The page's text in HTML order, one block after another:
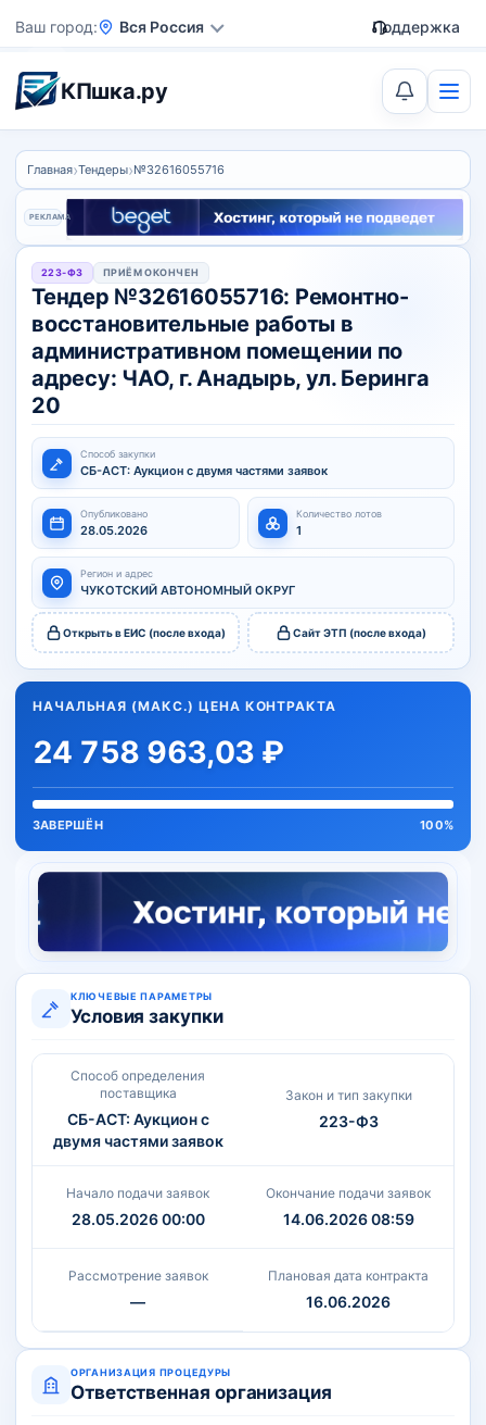
Ваш город Вся Россия Поддержка
КПшка.ру
Главная›Тендеры›№32616055716
РЕКЛАМА
223-ФЗ ПРИЁМ ОКОНЧЕН
Тендер №32616055716: Ремонтно-
восстановительные работы в
административном помещении по
адресу: ЧАО, г. Анадырь, ул. Беринга
20
Способ закупки
СБ-АСТ: Аукцион с двумя частями заявок
Опубликовано
28.05.2026
Количество лотов
1
Регион и адрес
ЧУКОТСКИЙ АВТОНОМНЫЙ ОКРУГ
Открыть в ЕИС (после входа) Сайт ЭТП (после входа)
НАЧАЛЬНАЯ (МАКС.) ЦЕНА КОНТРАКТА
24 758 963,03 ₽
ЗАВЕРШЁН 100%
КЛЮЧЕВЫЕ ПАРАМЕТРЫ
Условия закупки
Способ определения
поставщика
СБ-АСТ: Аукцион с
двумя частями заявок
Закон и тип закупки
223-ФЗ
Начало подачи заявок
28.05.2026 00:00
Окончание подачи заявок
14.06.2026 08:59
Рассмотрение заявок
—
Плановая дата контракта
16.06.2026
ОРГАНИЗАЦИЯ ПРОЦЕДУРЫ
Ответственная организация